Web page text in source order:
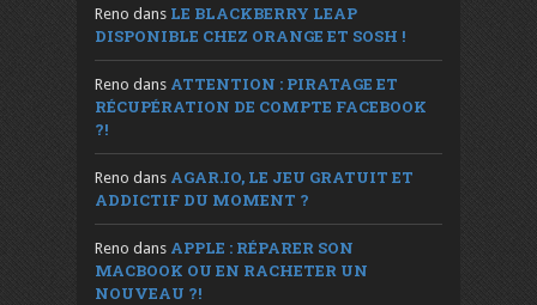
Reno dans LE BLACKBERRY LEAP
DISPONIBLE CHEZ ORANGE ET SOSH !
Reno dans ATTENTION : PIRATAGE ET
RÉCUPÉRATION DE COMPTE FACEBOOK
?!
Reno dans AGAR.IO, LE JEU GRATUIT ET
ADDICTIF DU MOMENT ?
Reno dans APPLE : RÉPARER SON
MACBOOK OU EN RACHETER UN
NOUVEAU ?!